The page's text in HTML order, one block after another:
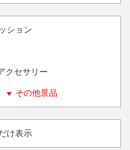
ション
クセサリー
その他景品
け表示